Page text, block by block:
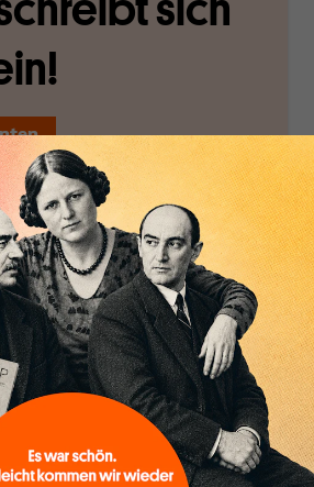
damit
für
Wir verlassen die
journalistische Filterblase,
in der sich viele
eingerichtet haben. Wir
öffnen Fenster und
bringen frische Luft in die
engen und verstaubten
Debattenräume.
Brauchen Sie auch frische
Luft? Dann folgen Sie
einfach dem Button.